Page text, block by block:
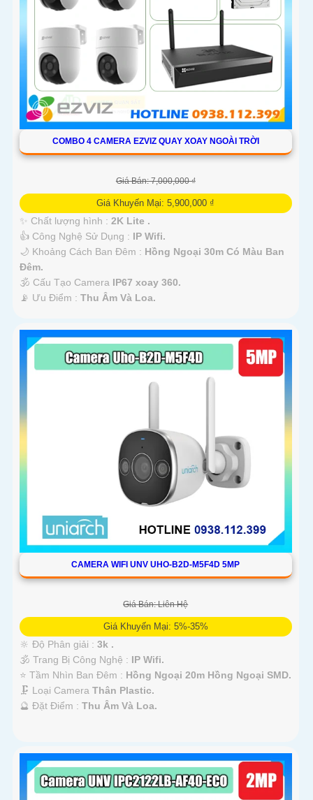
COMBO 4 CAMERA EZVIZ QUAY XOAY NGOÀI TRỜI
Giá Bán: 7,000,000 ₫
Giá Khuyến Mại: 5,900,000 ₫
✨ Chất lượng hình : 2K Lite .
👍 Công Nghệ Sử Dụng : IP Wifi.
🌙 Khoảng Cách Ban Đêm : Hồng Ngoại 30m Có Màu Ban
Ðêm.
🕉️ Cấu Tạo Camera IP67 xoay 360.
️📡 Ưu Điểm : Thu Âm Và Loa.
CAMERA WIFI UNV UHO-B2D-M5F4D 5MP
Giá Bán: Liên Hệ
Giá Khuyến Mại: 5%-35%
🔆 Độ Phân giải : 3k .
🕉️ Trang Bị Công Nghệ : IP Wifi.
⭐ Tầm Nhìn Ban Đêm : Hồng Ngoại 20m Hồng Ngoại SMD.
🗜️ Loại Camera Thân Plastic.
️🔮 Đặt Điểm : Thu Âm Và Loa.